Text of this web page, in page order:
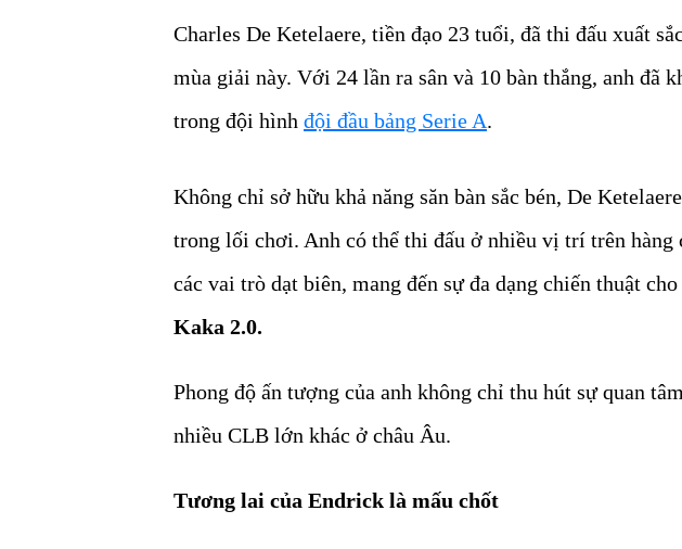
Charles De Ketelaere, tiền đạo 23 tuổi, đã thi đấu xuất
mùa giải này. Với 24 lần ra sân và 10 bàn thắng, anh đã
trong đội hình đội đầu bảng Serie A.
Không chỉ sở hữu khả năng săn bàn sắc bén, De
trong lối chơi. Anh có thể thi đấu ở nhiều vị trí trên hàng
các vai trò dạt biên, mang đến sự đa dạng chiến thuật
Kaka 2.0.
Phong độ ấn tượng của anh không chỉ thu hút sự quan
nhiều CLB lớn khác ở châu Âu.
Tương lai của Endrick là mấu chốt